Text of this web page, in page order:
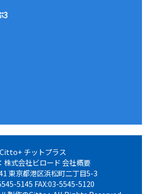
3
Citto+ チットプラス
株式会社ビロード会社概要
東京都港区浜松町二丁目5-3
5145 FAX:03-5545-5120